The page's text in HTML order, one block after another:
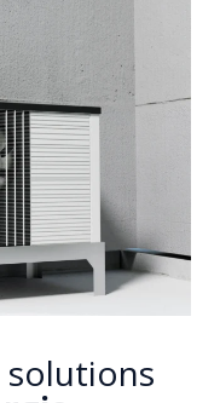
solutions